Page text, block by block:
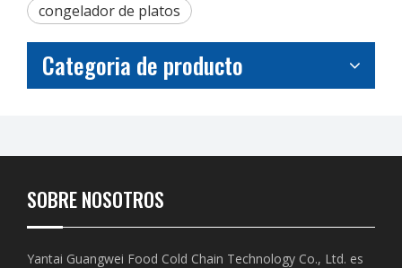
congelador de platos
Categoria de producto
SOBRE NOSOTROS
Yantai Guangwei Food Cold Chain Technology Co., Ltd. es